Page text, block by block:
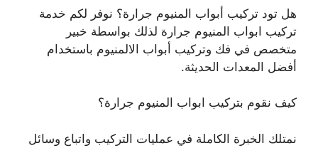
هل تود تركيب أبواب المنيوم جرارة؟ نوفر لكم خدمة
تركيب ابواب المنيوم جرارة لذلك بواسطة خبير
متخصص في فك وتركيب أبواب الالمنيوم باستخدام
أفضل المعدات الحديثة.
كيف نقوم بتركيب ابواب المنيوم جرارة؟
نمتلك الخبرة الكاملة في عمليات التركيب واتباع وسائل